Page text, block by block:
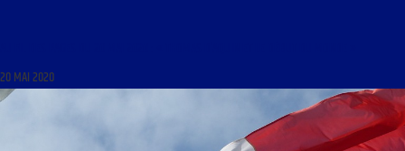
20 MAI 2020